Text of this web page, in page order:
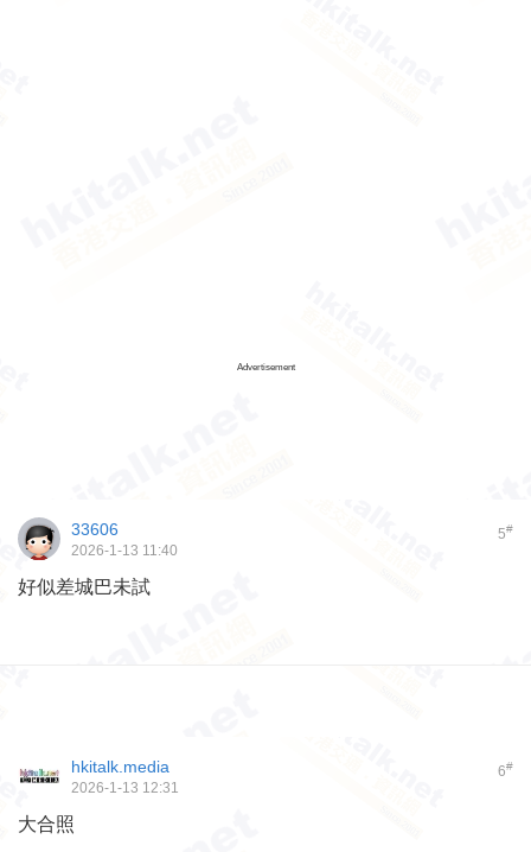
Advertisement
5#
33606
2026-1-13 11:40
好似差城巴未試
6#
hkitalk.media
2026-1-13 12:31
大合照